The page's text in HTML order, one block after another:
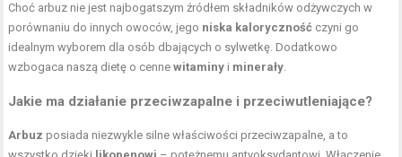
Choć arbuz nie jest najbogatszym źródłem składników odżywczych w
porównaniu do innych owoców, jego niska kaloryczność czyni go
idealnym wyborem dla osób dbających o sylwetkę. Dodatkowo
wzbogaca naszą dietę o cennewitaminy i minerały.
Jakie ma działanie przeciwzapalne i przeciwutleniające?
Arbuz posiada niezwykle silne właściwości przeciwzapalne, a to